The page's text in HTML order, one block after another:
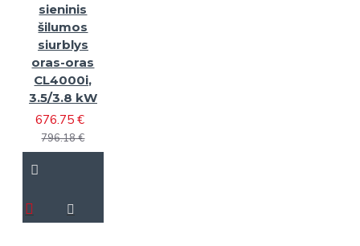
sieninis
šilumos
siurblys
oras-oras
CL4000i,
3.5/3.8 kW
676.75 €
796.18 €